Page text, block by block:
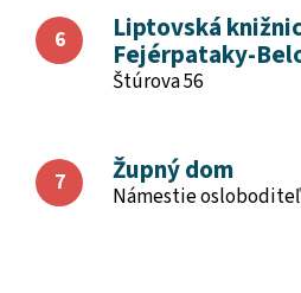
Liptovská
Fejérpataky-
Štúrova 56
Župný dom
Námestie